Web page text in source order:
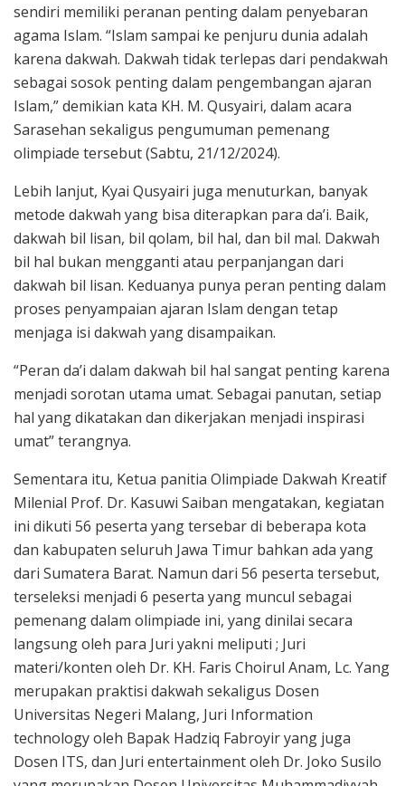
sendiri memiliki peranan penting dalam penyebaran
agama Islam. “Islam sampai ke penjuru dunia adalah
karena dakwah. Dakwah tidak terlepas dari pendakwah
sebagai sosok penting dalam pengembangan ajaran
Islam,” demikian kata KH. M. Qusyairi, dalam acara
Sarasehan sekaligus pengumuman pemenang
olimpiade tersebut (Sabtu, 21/12/2024).
Lebih lanjut, Kyai Qusyairi juga menuturkan, banyak
metode dakwah yang bisa diterapkan para da’i. Baik,
dakwah bil lisan, bil qolam, bil hal, dan bil mal. Dakwah
bil hal bukan mengganti atau perpanjangan dari
dakwah bil lisan. Keduanya punya peran penting dalam
proses penyampaian ajaran Islam dengan tetap
menjaga isi dakwah yang disampaikan.
“Peran da’i dalam dakwah bil hal sangat penting karena
menjadi sorotan utama umat. Sebagai panutan, setiap
hal yang dikatakan dan dikerjakan menjadi inspirasi
umat” terangnya.
Sementara itu, Ketua panitia Olimpiade Dakwah Kreatif
Milenial Prof. Dr. Kasuwi Saiban mengatakan, kegiatan
ini dikuti 56 peserta yang tersebar di beberapa kota
dan kabupaten seluruh Jawa Timur bahkan ada yang
dari Sumatera Barat. Namun dari 56 peserta tersebut,
terseleksi menjadi 6 peserta yang muncul sebagai
pemenang dalam olimpiade ini, yang dinilai secara
langsung oleh para Juri yakni meliputi ; Juri
materi/konten oleh Dr. KH. Faris Choirul Anam, Lc. Yang
merupakan praktisi dakwah sekaligus Dosen
Universitas Negeri Malang, Juri Information
technology oleh Bapak Hadziq Fabroyir yang juga
Dosen ITS, dan Juri entertainment oleh Dr. Joko Susilo